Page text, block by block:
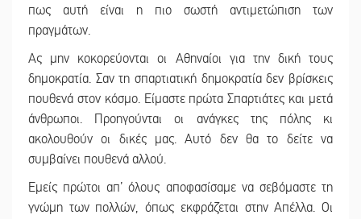
πως αυτή είναι η πιο σωστή αντιμετώπιση των
πραγμάτων.
Ας μην κοκορεύονται οι Αθηναίοι για την δική τους
δημοκρατία. Σαν τη σπαρτιατική δημοκρατία δεν βρίσκεις
πουθενά στον κόσμο. Είμαστε πρώτα Σπαρτιάτες και μετά
άνθρωποι. Προηγούνται οι ανάγκες της πόλης κι
ακολουθούν οι δικές μας. Αυτό δεν θα το δείτε να
συμβαίνει πουθενά αλλού.
Εμείς πρώτοι απ’ όλους αποφασίσαμε να σεβόμαστε τη
γνώμη των πολλών, όπως εκφράζεται στην Απέλλα. Οι